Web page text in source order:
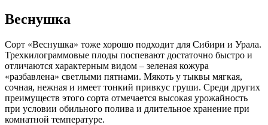
Веснушка
Сорт «Веснушка» тоже хорошо подходит для Сибири и Урала.
Трехкилограммовые плоды поспевают достаточно быстро и
отличаются характерным видом – зеленая кожура
«разбавлена» светлыми пятнами. Мякоть у тыквы мягкая,
сочная, нежная и имеет тонкий привкус груши. Среди других
преимуществ этого сорта отмечается высокая урожайность
при условии обильного полива и длительное хранение при
комнатной температуре.